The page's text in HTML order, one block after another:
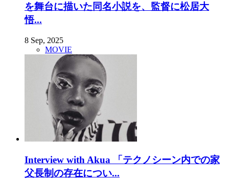
を舞台に描いた同名小説を、監督に松居大
悟...
8 Sep, 2025
MOVIE
Interview with Akua 「テクノシーン内での家
父長制の存在につい...